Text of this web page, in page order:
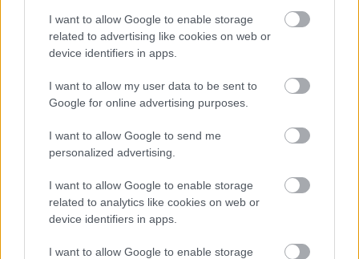
I want to allow Google to enable storage
related to advertising like cookies on web or
device identifiers in apps.
I want to allow my user data to be sent to
Google for online advertising purposes.
I want to allow Google to send me
personalized advertising.
I want to allow Google to enable storage
related to analytics like cookies on web or
device identifiers in apps.
I want to allow Google to enable storage
NAŠE ČASOPISY